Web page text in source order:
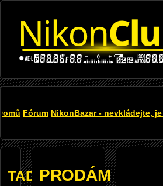
DROBEČKOVÁ
Fórum NikonBazar - nevkládejte,
TADYPRODÁM